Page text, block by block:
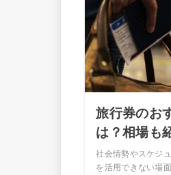
旅行券のお
は？相場も
社会情勢やスケジ
を活用できない場